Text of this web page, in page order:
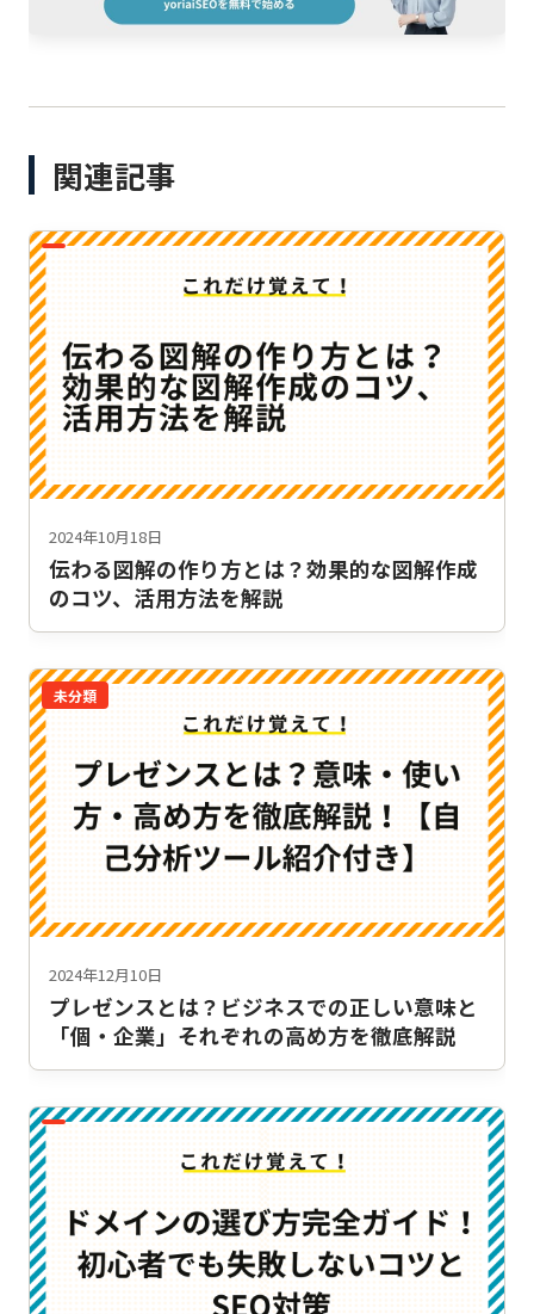
関連記事
2024年10月18日
伝わる図解の作り方とは？効果的な図解作成
のコツ、活用方法を解説
未分類
2024年12月10日
プレゼンスとは？ビジネスでの正しい意味と
「個・企業」それぞれの高め方を徹底解説